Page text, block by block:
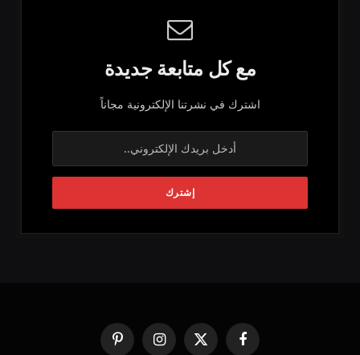
مع كل متابعة جديدة
اشترك في نشرتنا الإلكترونية مجاناً
فيسبوك
X
الانستغرامبينتيريست